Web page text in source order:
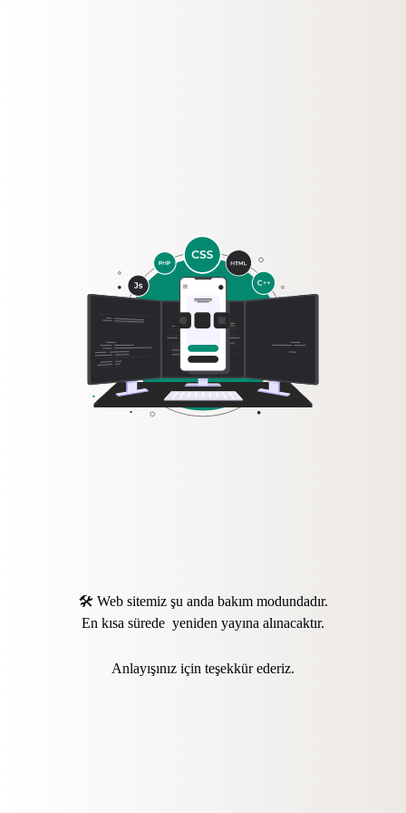
🛠️ Web sitemiz şu anda bakım modundadır.
En kısa sürede yeniden yayına alınacaktır.
Anlayışınız için teşekkür ederiz.